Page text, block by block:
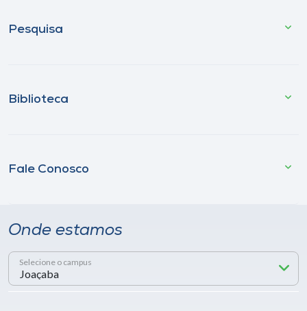
Pesquisa
Biblioteca
Fale Conosco
Onde estamos
Selecione o campus